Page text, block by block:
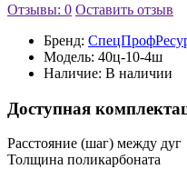
Отзывы: 0 Оставить отзыв
Бренд:
Модель: 40ц-10-4ш
Наличие: В наличии
Доступная
Расстояние (шаг) между дуг
Толщина поликарбоната